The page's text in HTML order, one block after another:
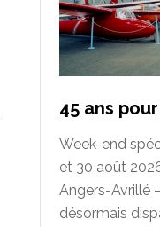
45 ans
Week-end
et 30 août
Angers-Avrillé
désormais